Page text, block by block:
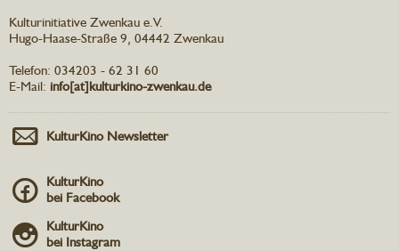
Kulturinitiative Zwenkau e.V.
Hugo-Haase-Straße 9, 04442 Zwenkau
Telefon: 034203 - 62 31 60
E-Mail: info[at]kulturkino-zwenkau.de
KulturKino Newsletter
KulturKino
bei Facebook
KulturKino
bei Instagram